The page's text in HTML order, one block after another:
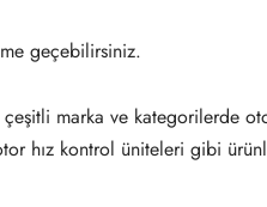
geçebilirsiniz.
marka ve kategorilerde
hız kontrol üniteleri gibi